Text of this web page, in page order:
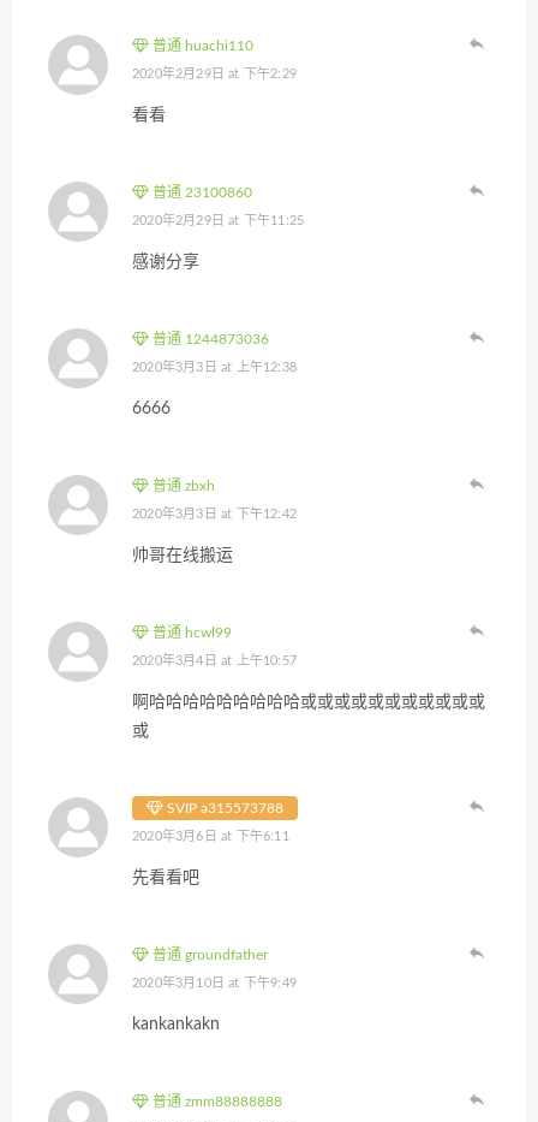
普通 huachi110
2020年2月29日 at 下午2:29
看看
普通 23100860
2020年2月29日 at 下午11:25
感谢分享
普通 1244873036
2020年3月3日 at 上午12:38
6666
普通 zbxh
2020年3月3日 at 下午12:42
帅哥在线搬运
普通 hcwl99
2020年3月4日 at 上午10:57
啊哈哈哈哈哈哈哈哈哈或或或或或或或或或或或
或
SVIP a315573788
2020年3月6日 at 下午6:11
先看看吧
普通 groundfather
2020年3月10日 at 下午9:49
kankankakn
普通 zmm88888888